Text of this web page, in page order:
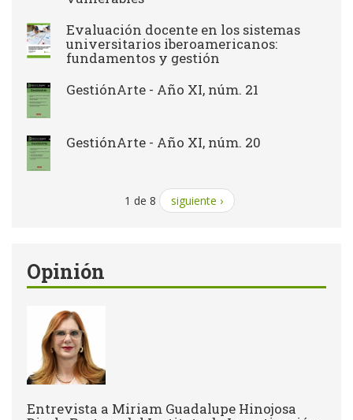
Evaluación docente en los sistemas
universitarios iberoamericanos:
fundamentos y gestión
GestiónArte - Año XI, núm. 21
GestiónArte - Año XI, núm. 20
1 de 8 siguiente ›
Opinión
Entrevista a Miriam Guadalupe Hinojosa